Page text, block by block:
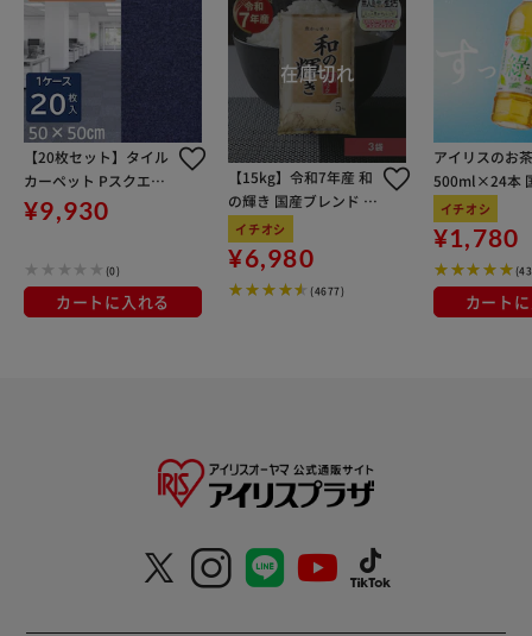
【20枚セット】タイル
カーペット Pスクエア
シリーズ 50×50 PS51
3-PZ ネイビーブルー
¥9,930
(0)
カートに入れる
【15kg】令和7年産 和
の輝き 国産ブレンド 5
kg×3袋
イチオシ
¥6,980
(4677)
アイリスのお
500ml×24本
100％使用
イチオシ
¥1,780
カート